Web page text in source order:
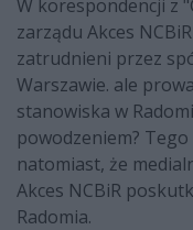
W korespondencji z
zarządu Akces
zatrudnieni przez
Warszawie. ale
stanowiska w
powodzeniem?
natomiast, że
Akces NCBiR
Radomia.